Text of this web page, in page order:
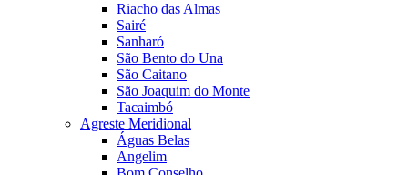
Riacho das Almas
Sairé
Sanharó
São Bento do Una
São Caitano
São Joaquim do Monte
Tacaimbó
Agreste Meridional
Águas Belas
Angelim